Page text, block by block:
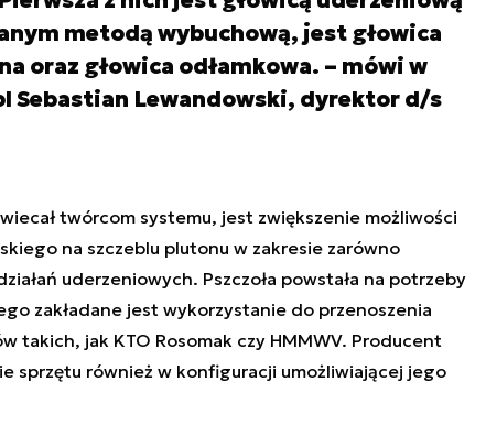
metodą wybuchową, jest głowica
oraz głowica odłamkowa. – mówi w
Sebastian Lewandowski, dyrektor d/s
twórcom systemu, jest zwiększenie możliwości
na szczeblu plutonu w zakresie zarówno
uderzeniowych. Pszczoła powstała na potrzeby
zakładane jest wykorzystanie do przenoszenia
takich, jak KTO Rosomak czy HMMWV. Producent
sprzętu również w konfiguracji umożliwiającej jego